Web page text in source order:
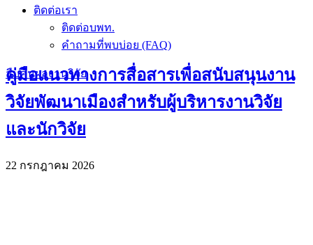
ติดต่อเรา
ติดต่อบพท.
คำถามที่พบบ่อย (FAQ)
สืบค้นผลงานวิจัย
คู่มือแนวทางการสื่อสารเพื่อสนับสนุนงาน
วิจัยพัฒนาเมืองสำหรับผู้บริหารงานวิจัย
และนักวิจัย
22 กรกฎาคม 2026